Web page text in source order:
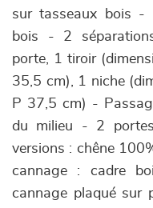
sur tasseaux bois -
bois - 2
porte, 1 tiroir
35,5 cm), 1 niche
P 37,5 cm) -
du milieu - 2 portes
versions : chêne
cannage : cadre
cannage plaqué sur